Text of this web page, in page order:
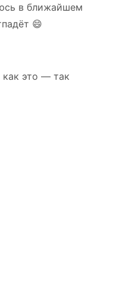
в ближайшем
😄
это — так